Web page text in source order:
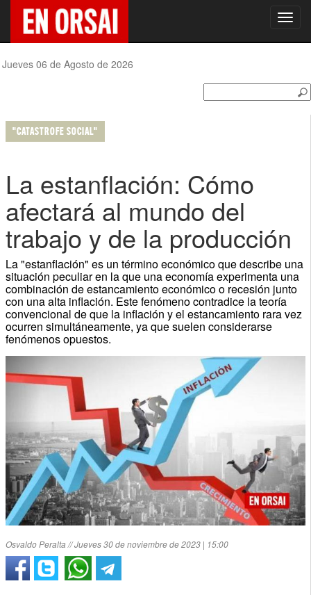
Jueves 06 de Agosto de 2026
"CATASTROFE SOCIAL"
La estanflación: Cómo
afectará al mundo del
trabajo y de la producción
La "estanflación" es un término económico que describe una
situación peculiar en la que una economía experimenta una
combinación de estancamiento económico o recesión junto
con una alta inflación. Este fenómeno contradice la teoría
convencional de que la inflación y el estancamiento rara vez
ocurren simultáneamente, ya que suelen considerarse
fenómenos opuestos.
Osvaldo Peralta // Jueves 30 de noviembre de 2023 | 15:00